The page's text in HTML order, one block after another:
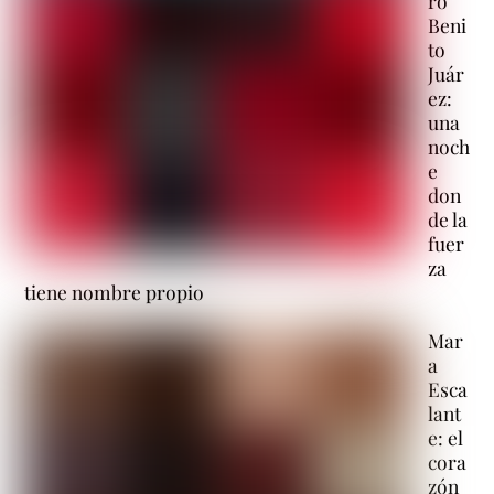
Beni
to
Juár
ez:
una
noch
e
don
de la
fuer
za
tiene nombre propio
Mar
a
Esca
lant
e: el
cora
zón